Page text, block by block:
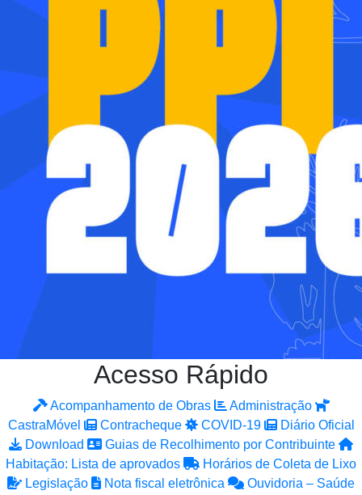
Acesso Rápido
Acompanhamento de Obras
Administração
CastraMóvel
Contracheque COVID-19
Diário Oficial
Download
Guias de Recolhimento por Contribuinte
Habitação: Lista de aprovados
Horários de Coleta de Lixo
Legislação
Nota fiscal eletrônica Ouvidoria – Saúde